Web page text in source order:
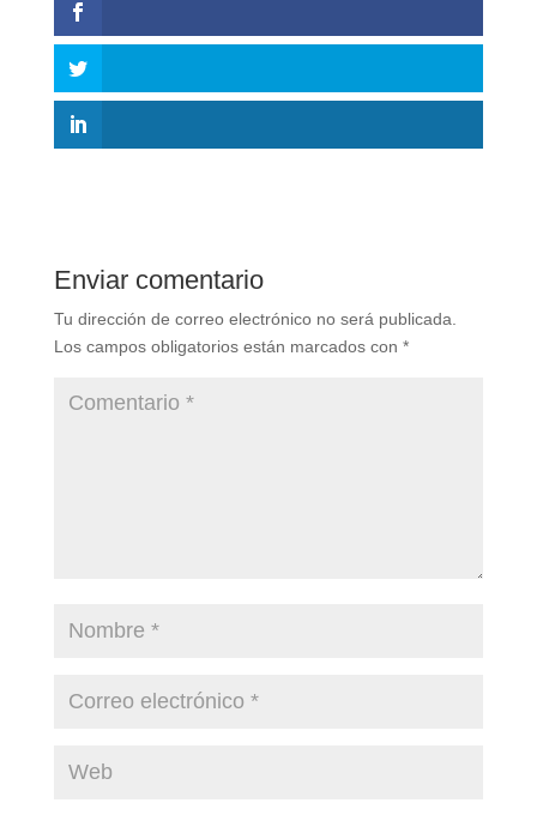
Enviar comentario
Tu dirección de correo electrónico no será publicada.
Los campos obligatorios están marcados con *